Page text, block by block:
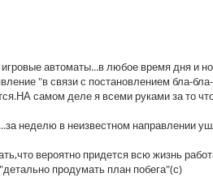
автоматы...в любое время дня и
"в связи с постановлением бла-
самом деле я всеми руками за то
неделю в неизвестном направлении
вероятно придется всю жизнь
продумать план побега"(с)